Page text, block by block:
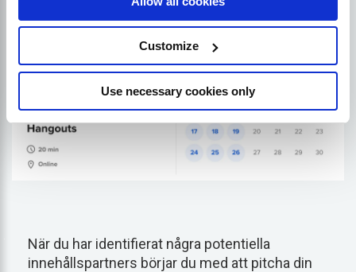
Customize
Use necessary cookies only
När du har identifierat några potentiella
innehållspartners börjar du med att pitcha din